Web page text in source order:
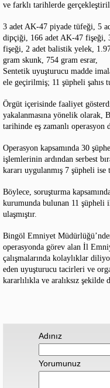
ve farklı tarihlerde
3 adet AK-47 piyade tüfeği, 5
dipçiği, 166 adet AK-47 fişeği,
fişeği, 2 adet balistik yelek,
gram skunk, 754 gram esrar,
Sentetik uyuşturucu madde
ele geçirilmiş; 11 şüpheli şahıs
Örgüt içerisinde faaliyet
yakalanmasına yönelik olarak,
tarihinde eş zamanlı operasyon
Operasyon kapsamında 30
işlemlerinin ardından serbest
kararı uygulanmış 7 şüpheli ise
Böylece, soruşturma
kurumunda bulunan 11 şüpheli
ulaşmıştır.
Bingöl Emniyet
operasyonda görev alan İl
çalışmalarında kolaylıklar
eden uyuşturucu tacirleri ve
kararlılıkla ve aralıksız
Adınız
Yorumunuz